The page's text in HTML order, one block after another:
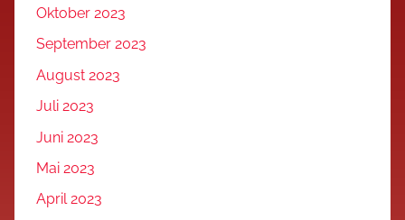
Oktober 2023
September 2023
August 2023
Juli 2023
Juni 2023
Mai 2023
April 2023